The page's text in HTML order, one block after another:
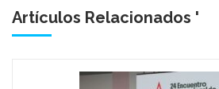
Artículos Relacionados '